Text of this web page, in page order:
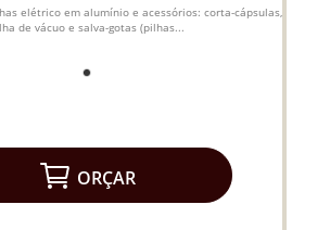
elétrico em alumínio e acessórios: corta-cápsulas,
de vácuo e salva-gotas (pilhas...
ORÇAR